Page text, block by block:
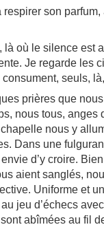
respirer son
là où le silence est
Je regarde les
seuls,
prières que
nous tous, anges
nous y
Dans une
d’y croire.
aient sanglés,
Uniforme et
jeu d’échecs
abîmées au fil